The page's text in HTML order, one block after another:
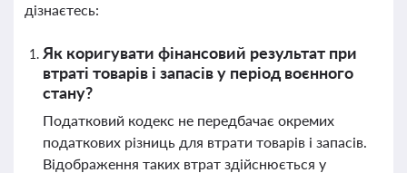
дізнаєтесь:
Як коригувати фінансовий результат при
втраті товарів і запасів у період воєнного
стану?
Податковий кодекс не передбачає окремих
податкових різниць для втрати товарів і запасів.
Відображення таких втрат здійснюється у